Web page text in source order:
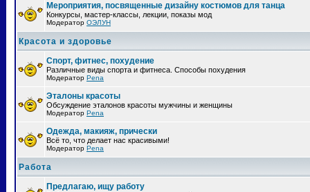
Мероприятия, посвященные дизайну костюмов для танца
Конкурсы, мастер-классы, лекции, показы мод
Модератор ОЭЛУН
Красота и здоровье
Спорт, фитнес, похудение
Различные виды спорта и фитнеса. Способы похудения
Модератор Pena
Эталоны красоты
Обсуждение эталонов красоты мужчины и женщины
Модератор Pena
Одежда, макияж, прически
Всё то, что делает нас красивыми!
Модератор Pena
Работа
Предлагаю, ищу работу